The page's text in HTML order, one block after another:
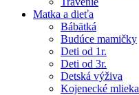
Matka a dieťa
Bábätká
Budúce mamičky
Deti od 1r.
Deti od 3r.
Detská výživa
Kojenecké mlieka